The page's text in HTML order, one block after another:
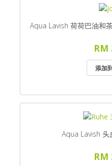
Aqua Lavish 荷荷巴油和
RM
Aqua Lavish 头
RM